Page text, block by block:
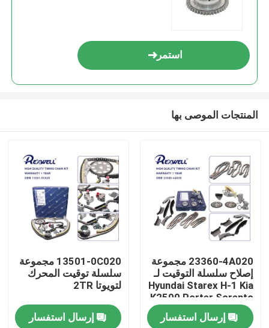
استمر
المنتجات الموصى بها
23360-4A020 مجموعة
إصلاح سلسلة التوقيت لـ
Hyundai Starex H-1 Kia
K2500 Porter Sorento
إرسال استفسار
13501-0C020 مجموعة
سلسلة توقيت المحرك
لتويوتا 2TR
إرسال استفسار